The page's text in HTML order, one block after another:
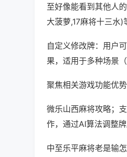
至好像能看到其他人
大菠萝,17麻将十三水)
自定义修改牌：用户
果，适用于多种场景
聚焦相关游戏功能优势
微乐山西麻将攻略；
作，通过AI算法调整
中至乐平麻将老是输